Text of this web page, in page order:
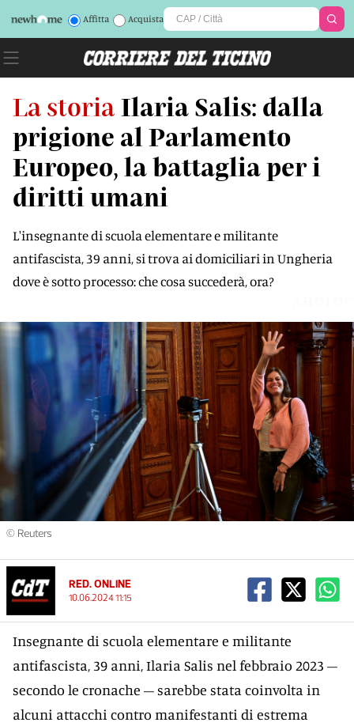
Affitta Acquista
La storia Ilaria Salis: dalla
prigione al Parlamento
Europeo, la battaglia per i
diritti umani
L'insegnante di scuola elementare e militante
antifascista, 39 anni, si trova ai domiciliari in Ungheria
dove è sotto processo: che cosa succederà, ora?
© Reuters
RED. ONLINE
10.06.2024 11:15
Insegnante di scuola elementare e militante
antifascista, 39 anni, Ilaria Salis nel febbraio 2023 –
secondo le cronache – sarebbe stata coinvolta in
alcuni attacchi contro manifestanti di estrema